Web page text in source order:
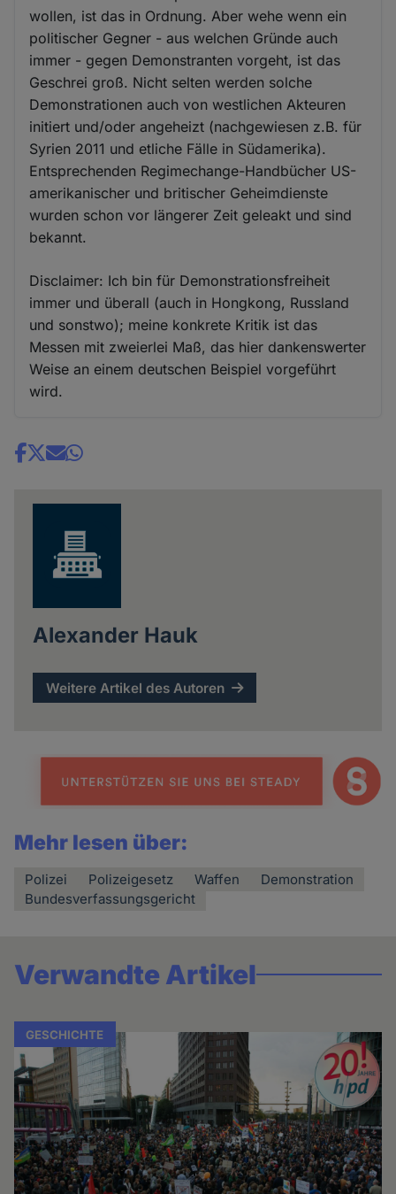
wollen, ist das in Ordnung. Aber wehe wenn ein
politischer Gegner - aus welchen Gründe auch
immer - gegen Demonstranten vorgeht, ist das
Geschrei groß. Nicht selten werden solche
Demonstrationen auch von westlichen Akteuren
initiert und/oder angeheizt (nachgewiesen z.B. für
Syrien 2011 und etliche Fälle in Südamerika).
Entsprechenden Regimechange-Handbücher US-
amerikanischer und britischer Geheimdienste
wurden schon vor längerer Zeit geleakt und sind
bekannt.
Disclaimer: Ich bin für Demonstrationsfreiheit
immer und überall (auch in Hongkong, Russland
und sonstwo); meine konkrete Kritik ist das
Messen mit zweierlei Maß, das hier dankenswerter
Weise an einem deutschen Beispiel vorgeführt
wird.
Share
Alexander Hauk
Weitere Artikel des Autoren
Mehr lesen über:
Polizei Polizeigesetz Waffen
Demonstration
Bundesverfassungsgericht
Verwandte Artikel
GESCHICHTE